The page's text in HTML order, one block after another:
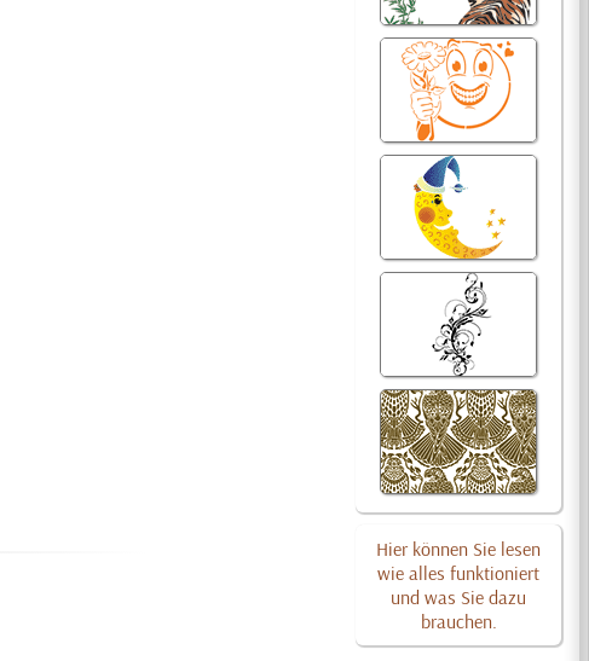
Hier können Sie lesen
wie alles funktioniert
und was Sie dazu
brauchen.